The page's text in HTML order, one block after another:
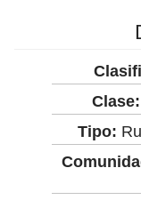
Clase:
Tipo: